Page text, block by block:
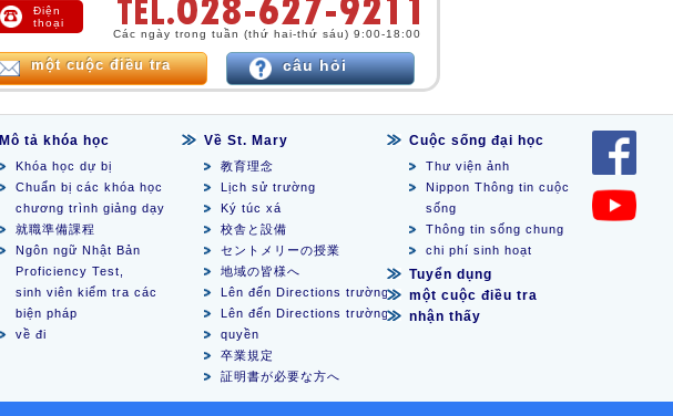
Điện
thoại
Các ngày trong tuần (thứ hai-thứ sáu) 9:00-18:00
một cuộc điều tra câu hỏi
Mô tả khóa học
Khóa học dự bị
Chuẩn bị các khóa học
chương trình giảng dạy
就職準備課程
Ngôn ngữ Nhật Bản
Proficiency Test,
sinh viên kiểm tra các
biện pháp
về đi
Về St. Mary
教育理念
Lịch sử trường
Ký túc xá
校舎と設備
セントメリーの授業
地域の皆様へ
Lên đến Directions trường
Lên đến Directions trường
quyền
卒業規定
証明書が必要な方へ
Cuộc sống đại học
Thư viện ảnh
Nippon Thông tin cuộc
sống
Thông tin sống chung
chi phí sinh hoạt
Tuyển dụng
một cuộc điều tra
nhận thấy